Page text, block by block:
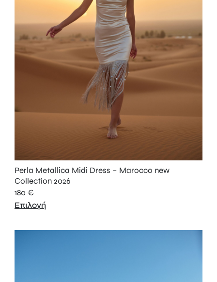
Perla Metallica Midi Dress – Marocco new
Collection 2026
180 €
Επιλογή